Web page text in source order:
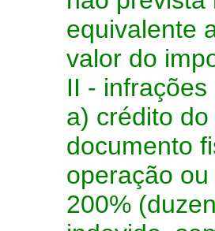
equivalente
valor do
II -
a) crédito
documento
operação
200%